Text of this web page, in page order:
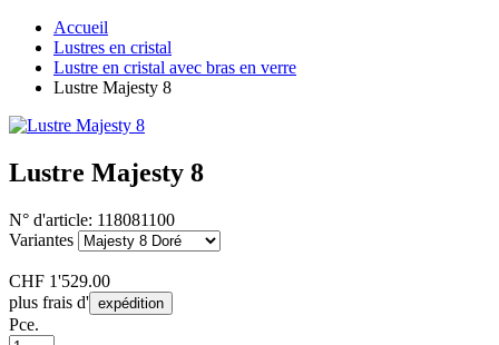
Accueil
Lustres en cristal
Lustre en cristal avec bras en verre
Lustre Majesty 8
Lustre Majesty 8
N° d'article: 118081100
Variantes
CHF 1'529.00
plus frais d' expédition
Pce.